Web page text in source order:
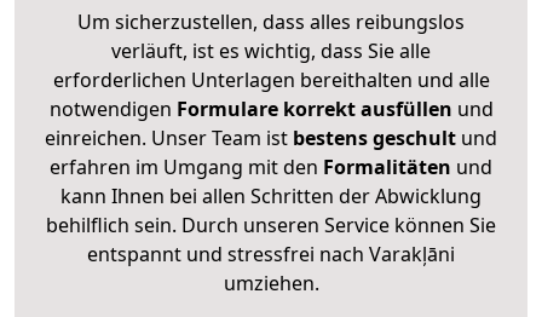
Um sicherzustellen, dass alles reibungslos
verläuft, ist es wichtig, dass Sie alle
erforderlichen Unterlagen bereithalten und alle
notwendigen Formulare korrekt ausfüllen und
einreichen. Unser Team ist bestens geschult und
erfahren im Umgang mit den Formalitäten und
kann Ihnen bei allen Schritten der Abwicklung
behilflich sein. Durch unseren Service können Sie
entspannt und stressfrei nach Varakļāni
umziehen.